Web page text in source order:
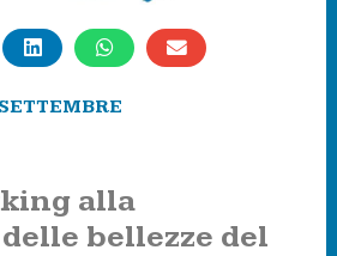
alla
bellezze del